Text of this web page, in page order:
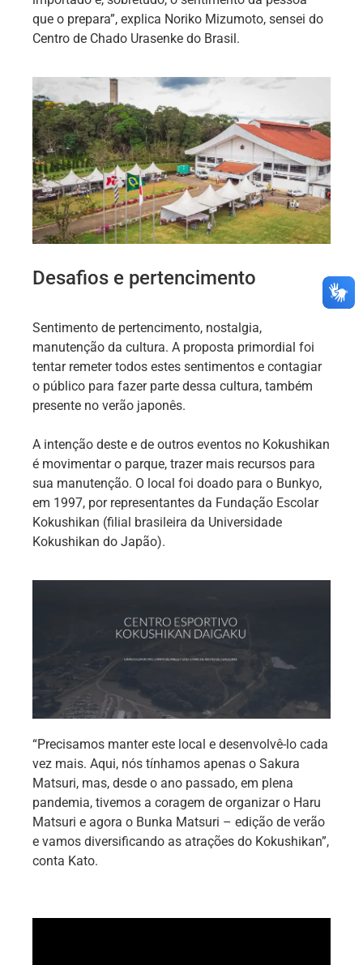
que o prepara”, explica Noriko Mizumoto, sensei do
Centro de Chado Urasenke do Brasil.
Desafios e pertencimento
Sentimento de pertencimento, nostalgia,
manutenção da cultura. A proposta primordial foi
tentar remeter todos estes sentimentos e contagiar
o público para fazer parte dessa cultura, também
presente no verão japonês.
A intenção deste e de outros eventos no Kokushikan
é movimentar o parque, trazer mais recursos para
sua manutenção. O local foi doado para o Bunkyo,
em 1997, por representantes da Fundação Escolar
Kokushikan (filial brasileira da Universidade
Kokushikan do Japão).
“Precisamos manter este local e desenvolvê-lo cada
vez mais. Aqui, nós tínhamos apenas o Sakura
Matsuri, mas, desde o ano passado, em plena
pandemia, tivemos a coragem de organizar o Haru
Matsuri e agora o Bunka Matsuri – edição de verão
e vamos diversificando as atrações do Kokushikan”,
conta Kato.